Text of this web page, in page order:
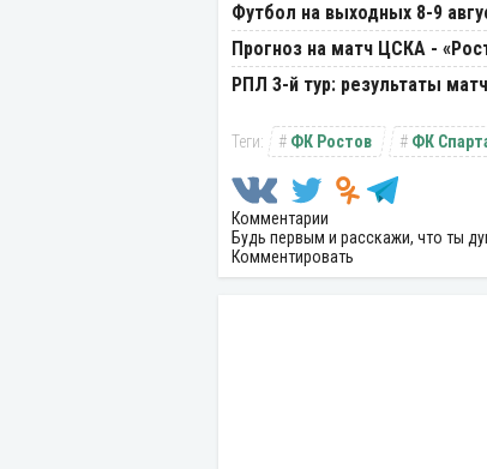
Футбол на выходных 8-9
Прогноз на матч ЦСКА -
РПЛ 3-й тур: результаты
ФК Ростов ФК
Комментарии
Будь первым и расскажи, что ты
Комментировать